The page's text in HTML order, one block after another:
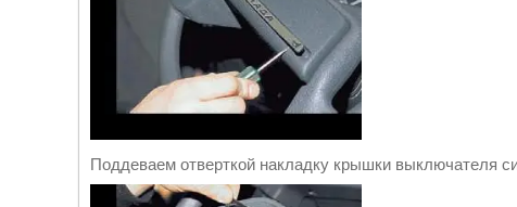
Поддеваем отверткой накладку крышки выключателя